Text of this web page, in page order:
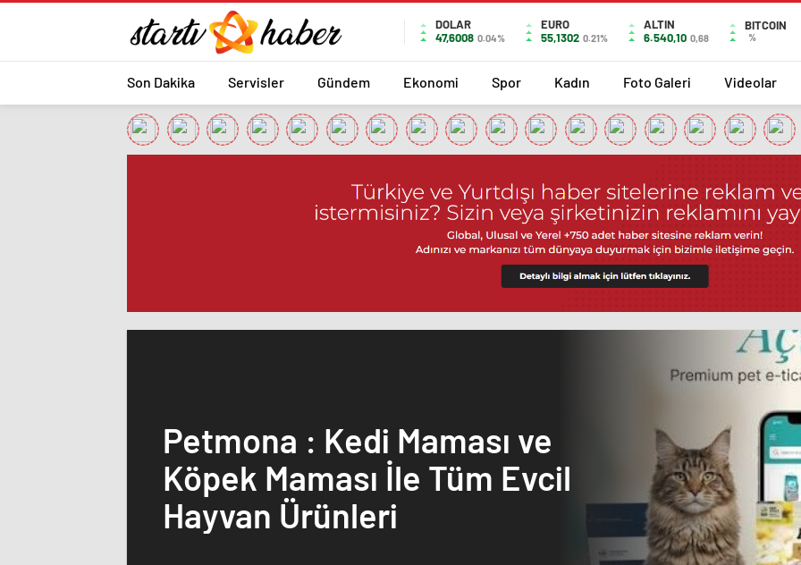
DOLAR
47,6008 0.04%
EURO
55,1302 0.21%
ALTIN
6.540,10 0,68
BITCOIN
%
Son Dakika Servisler Gündem Ekonomi Spor Kadın Foto Galeri Videolar
Petmona : Kedi Maması ve
Köpek Maması İle Tüm Evcil
Hayvan Ürünleri